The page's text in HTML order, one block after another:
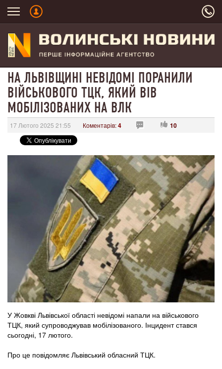
НА ЛЬВІВЩИНІ НЕВІДОМІ ПОРАНИЛИ
ВІЙСЬКОВОГО ТЦК, ЯКИЙ ВІВ
МОБІЛІЗОВАНИХ НА ВЛК
17 Лютого 2025 21:55 Коментарів:4 10
У Жовкві Львівської області невідомі напали на військового
ТЦК, який супроводжував мобілізованого. Інцидент стався
сьогодні, 17 лютого.
Про це повідомляє Львівський обласний ТЦК.